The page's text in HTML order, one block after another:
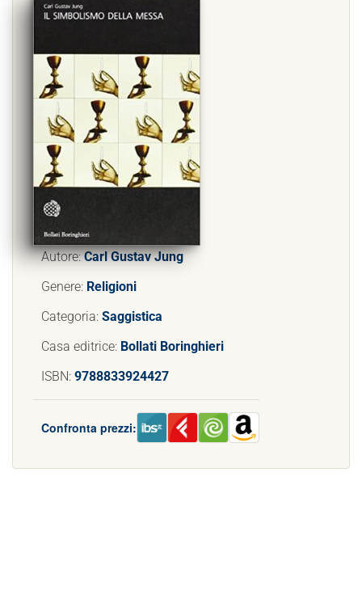
Autore:Carl Gustav Jung
Genere: Religioni
Categoria: Saggistica
Casa editrice: Bollati Boringhieri
ISBN: 9788833924427
Confronta prezzi: